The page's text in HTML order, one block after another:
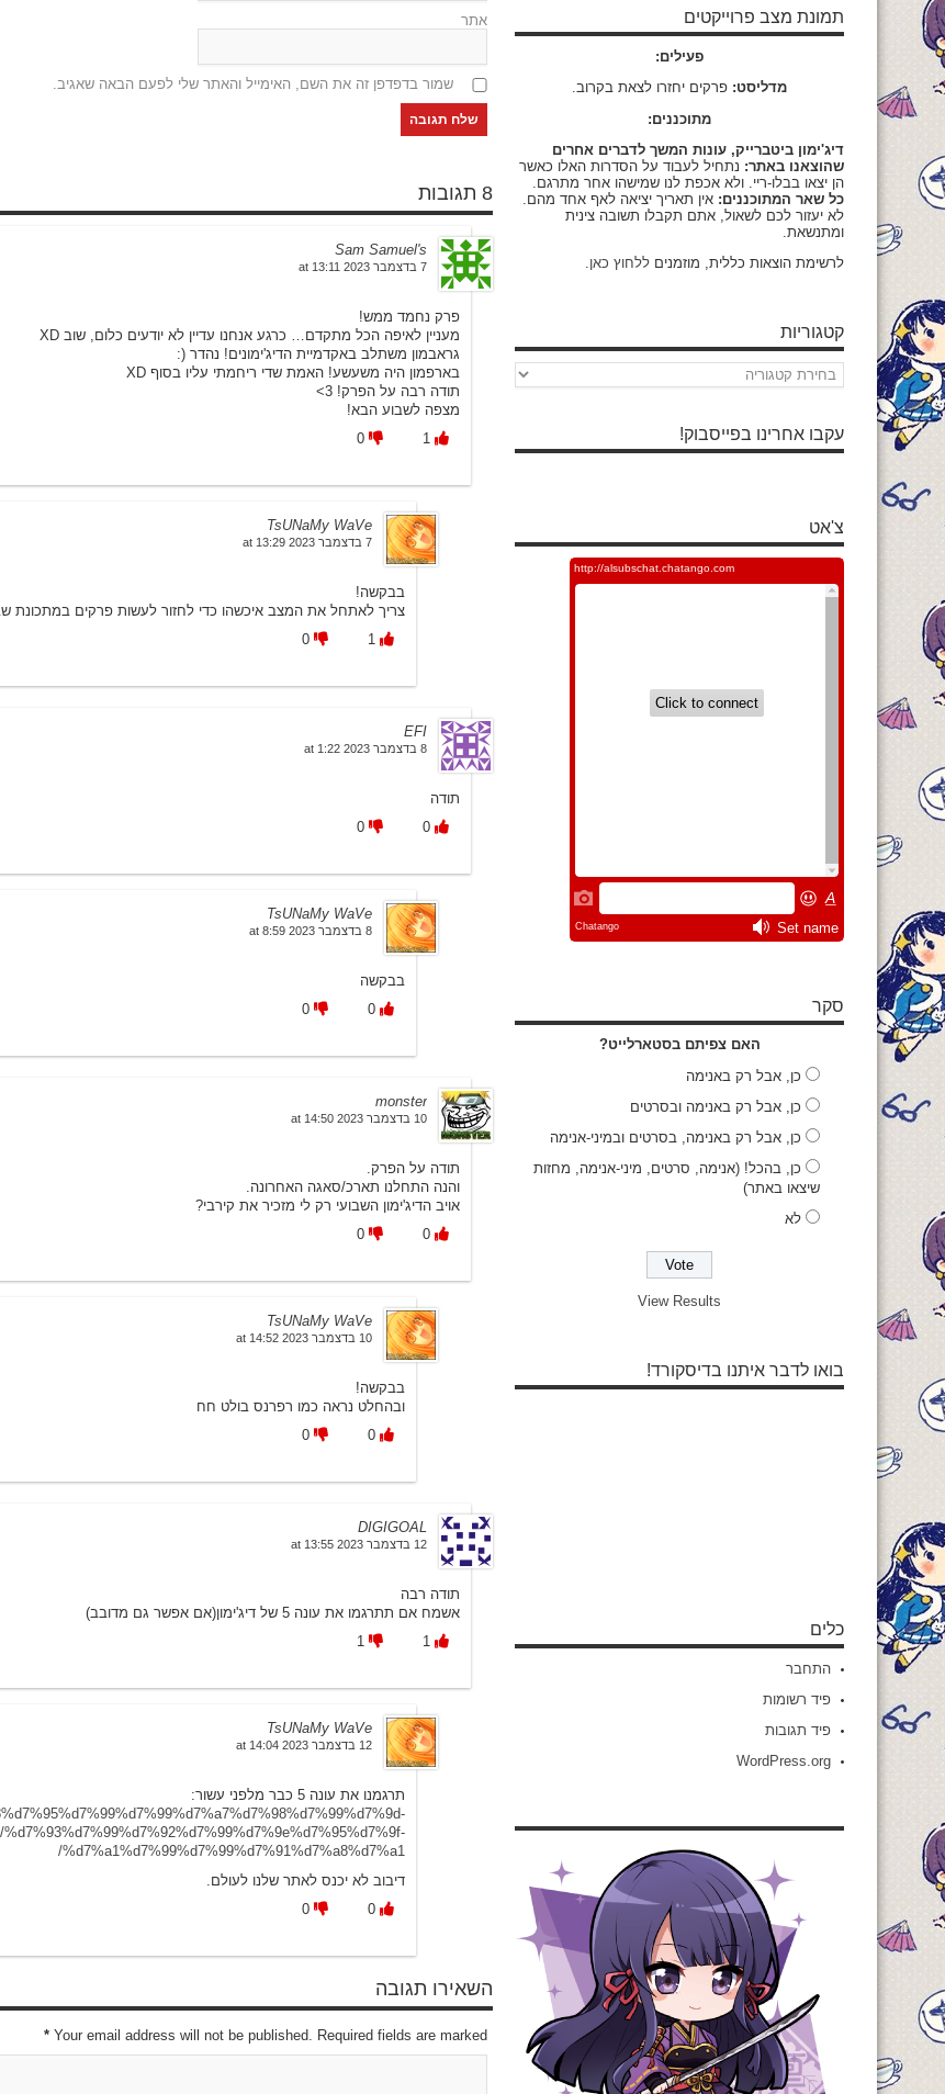
אתר
שמור בדפדפן זה את השם, האימייל והאתר שלי לפעם הבאה שאגיב.
8 תגובות
Sam Samuel's
7 בדצמבר 2023 at 13:11
פרק נחמד ממש!
מעניין לאיפה הכל מתקדם… כרגע אנחנו עדיין לא יודעים כלום, שוב XD
גראבמון משתלב באקדמיית הדיג'ימונים! נהדר (:
בארפמון היה משעשע! האמת שדי ריחמתי עליו בסוף XD
תודה רבה על הפרק! 3>
מצפה לשבוע הבא!
1
0
TsUNaMy WaVe
7 בדצמבר 2023 at 13:29
בבקשה!
צריך לאתחל את המצב איכשהו כדי לחזור לעשות פרקים במתכונת
1
0
EFI
8 בדצמבר 2023 at 1:22
תודה
0
0
TsUNaMy WaVe
8 בדצמבר 2023 at 8:59
בבקשה
0
0
monster
10 בדצמבר 2023 at 14:50
תודה על הפרק.
והנה התחלנו תארכ/סאגה האחרונה.
אויב הדיג'ימון השבועי רק לי מזכיר את קירבי?
0
0
TsUNaMy WaVe
10 בדצמבר 2023 at 14:52
בבקשה!
ובהחלט נראה כמו רפרנס בולט חח
0
0
DIGIGOAL
12 בדצמבר 2023 at 13:55
תודה רבה
אשמח אם תתרגמו את עונה 5 של דיג'ימון(אם אפשר גם מדובב)
1
1
TsUNaMy WaVe
12 בדצמבר 2023 at 14:04
תרגמנו את עונה 5 כבר מלפני עשור:
%d7%a1%d7%99%d7%99%d7%91%d7%a8%d7%a1/
דיבוב לא יכנס לאתר שלנו לעולם.
0
0
השאירו תגובה
Your email address will not be published. Required fields are marked
*
תמונת מצב פרוייקטים
פעילים:
מדליסט: פרקים יחזרו לצאת בקרוב.
מתוכננים:
דיג'ימון ביטברייק, עונות המשך לדברים אחרים
שהוצאנו באתר: נתחיל לעבוד על הסדרות האלו כאשר
הן יצאו בבלו-ריי. ולא אכפת לנו שמישהו אחר מתרגם.
כל שאר המתוכננים: אין תאריך יציאה לאף אחד מהם.
לא יעזור לכם לשאול, אתם תקבלו תשובה צינית
ומתנשאת.
לרשימת הוצאות כללית, מוזמנים ללחוץ כאן.
קטגוריות
קטגוריות
עקבו אחרינו בפייסבוק!
צ'אט
סקר
האם צפיתם בסטארלייט?
כן, אבל רק באנימה
כן, אבל רק באנימה ובסרטים
כן, אבל רק באנימה, בסרטים ובמיני-אנימה
כן, בהכל! (אנימה, סרטים, מיני-אנימה, מחזות
שיצאו באתר)
לא
View Results
בואו לדבר איתנו בדיסקורד!
כלים
התחבר
פיד רשומות
פיד תגובות
WordPress.org